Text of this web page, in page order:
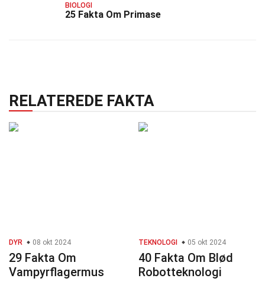
BIOLOGI
25 Fakta Om Primase
RELATEREDE FAKTA
DYR 08 okt 2024
29 Fakta Om
Vampyrflagermus
TEKNOLOGI 05 okt 2024
40 Fakta Om Blød
Robotteknologi